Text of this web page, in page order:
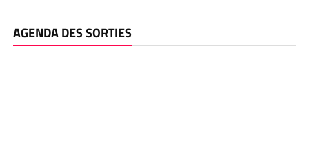
AGENDA DES SORTIES